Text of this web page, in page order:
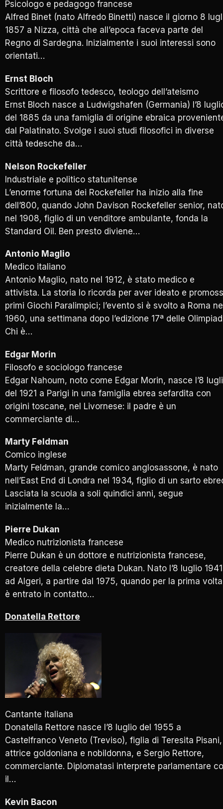
Psicologo e pedagogo francese
Alfred Binet (nato Alfredo Binetti) nasce il giorno 8
1857 a Nizza, città che all’epoca faceva parte del
Regno di Sardegna. Inizialmente i suoi interessi sono
orientati…
Ernst Bloch
Scrittore e filosofo tedesco, teologo dell’ateismo
Ernst Bloch nasce a Ludwigshafen (Germania) l’8
del 1885 da una famiglia di origine ebraica
dal Palatinato. Svolge i suoi studi filosofici in diverse
città tedesche da…
Nelson Rockefeller
Industriale e politico statunitense
L’enorme fortuna dei Rockefeller ha inizio alla fine
dell’800, quando John Davison Rockefeller senior,
nel 1908, figlio di un venditore ambulante, fonda la
Standard Oil. Ben presto diviene…
Antonio Maglio
Medico italiano
Antonio Maglio, nato nel 1912, è stato medico e
attivista. La storia lo ricorda per aver ideato e
primi Giochi Paralimpici; l’evento si è svolto a Roma
1960, una settimana dopo l’edizione 17ª delle
Chi è…
Edgar Morin
Filosofo e sociologo francese
Edgar Nahoum, noto come Edgar Morin, nasce l’8
del 1921 a Parigi in una famiglia ebrea sefardita con
origini toscane, nel Livornese: il padre è un
commerciante di…
Marty Feldman
Comico inglese
Marty Feldman, grande comico anglosassone, è nato
nell’East End di Londra nel 1934, figlio di un sarto
Lasciata la scuola a soli quindici anni, segue
inizialmente la…
Pierre Dukan
Medico nutrizionista francese
Pierre Dukan è un dottore e nutrizionista francese,
creatore della celebre dieta Dukan. Nato l’8 luglio 1941
ad Algeri, a partire dal 1975, quando per la prima volta
è entrato in contatto…
Donatella Rettore
Cantante italiana
Donatella Rettore nasce l’8 luglio del 1955 a
Castelfranco Veneto (Treviso), figlia di Teresita Pisani,
attrice goldoniana e nobildonna, e Sergio Rettore,
commerciante. Diplomatasi interprete parlamentare
il…
Kevin Bacon